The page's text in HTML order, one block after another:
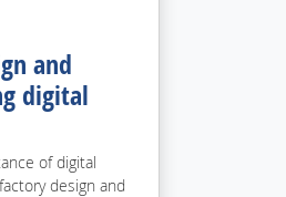
and
digital
of digital
design and